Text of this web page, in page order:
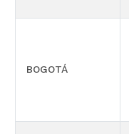
BOGOTÁ